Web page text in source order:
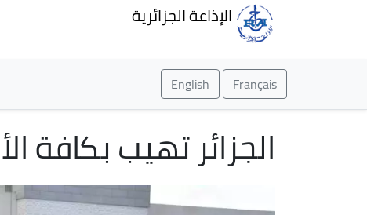
الإذاعة الجزائرية
Français
English
الجزائر تهيب بكافة